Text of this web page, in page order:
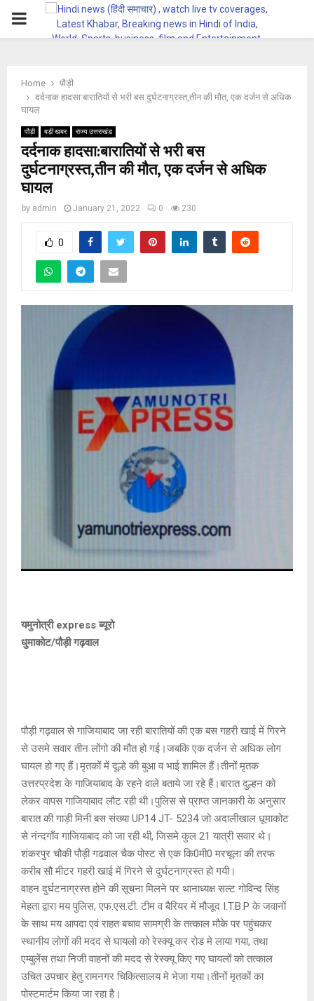
PRIMARY
Home
पौड़ी
दर्दनाक हादसा:बारातियों से भरी बस दुर्घटनाग्रस्त,तीन की मौत, एक दर्जन से अधिक
घायल
पौड़ी बड़ी खबर राज्य उत्तराखंड
दर्दनाक हादसा:बारातियों से भरी बस
दुर्घटनाग्रस्त,तीन की मौत, एक दर्जन से अधिक
घायल
by admin January 21, 2022 0 230
0
यमुनोत्री express ब्यूरो
धुमाकोट/पौड़ी गढ़वाल
पौड़ी गढ़वाल से गाजियाबाद जा रही बारातियों की एक बस गहरी खाई में गिरने
से उसमे सवार तीन लोंगो की मौत हो गई।जबकि एक दर्जन से अधिक लोग
घायल हो गए हैं।मृतकों में दूल्हे की बुआ व भाई शामिल हैं।तीनों मृतक
उत्तरप्रदेश के गाजियाबाद के रहने वाले बताये जा रहे हैं।बारात दुल्हन को
लेकर वापस गाजियाबाद लौट रही थी।पुलिस से प्राप्त जानकारी के अनुसार
बारात की गाड़ी मिनी बस संख्या UP14 JT- 5234 जो अदालीखाल धूमाकोट
से नंन्दगाँव गाजियाबाद को जा रही थी, जिसमे कुल 21 यात्री सवार थे।
शंकरपुर चौकी पौड़ी गढवाल चैक पोस्ट से एक कि0मी0 मरचूला की तरफ
करीब सौ मीटर गहरी खाई में गिरने से दुर्घटनाग्रस्त हो गयी।
वाहन दुर्घटनाग्रस्त होने की सूचना मिलने पर थानाध्यक्ष सल्ट गोविन्द सिंह
मेहता द्वारा मय पुलिस, एफ.एस.टी. टीम व बैरियर में मौजूद I.T.B.P के जवानों
के साथ मय आपदा एवं राहत बचाव सामग्री के तत्काल मौके पर पहुंचकर
स्थानीय लोगों की मदद से घायलो को रेस्क्यू कर रोड मे लाया गया, तथा
एम्बुलेंस तथा निजी वाहनों की मदद से रेस्क्यू किए गए घायलों को तत्काल
उचित उपचार हेतु रामनगर चिकित्सालय मे भेजा गया।तीनों मृतकों का
पोस्टमार्टम किया जा रहा है।